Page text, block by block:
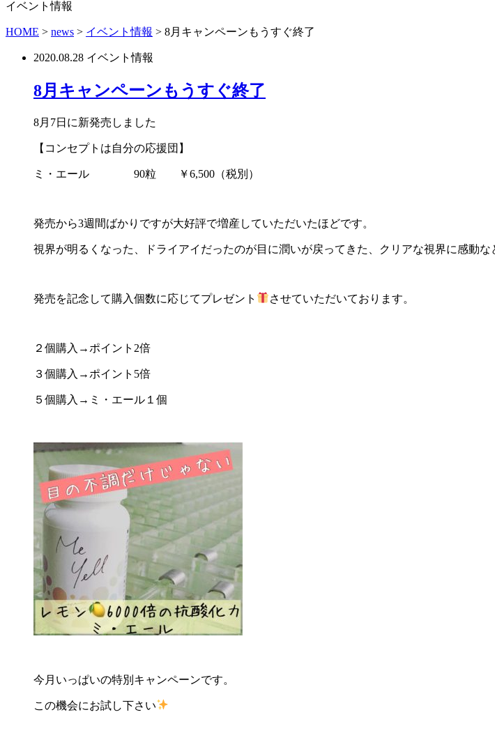
イベント情報
HOME > news > イベント情報 > 8月キャンペーンもうすぐ終了
2020.08.28 イベント情報
8月キャンペーンもうすぐ終了
8月7日に新発売しました
【コンセプトは自分の応援団】
ミ・エール 90粒 ￥6,500（税別）
発売から3週間ばかりですが大好評で増産していただいたほどです。
視界が明るくなった、ドライアイだったのが目に潤いが戻ってきた、クリアな視界に感動な
発売を記念して購入個数に応じてプレゼント させていただいております。
２個購入→ポイント2倍
３個購入→ポイント5倍
５個購入→ミ・エール１個
今月いっぱいの特別キャンペーンです。
この機会にお試し下さい